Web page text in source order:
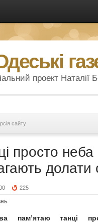
проект Наталії
сайту
просто неба
долати
225
пам’ятаю танці